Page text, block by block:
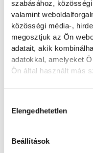
szabásához,
valamint
közösségi média-,
megosztjuk az Ön
adatait, akik
adatokkal, amelyeket
Ön által használt más
Elengedhetetlen
Beállítások
megvalósult